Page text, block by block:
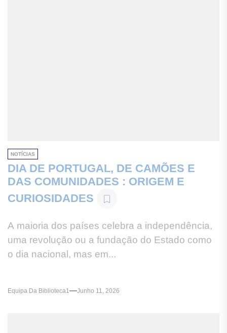
NOTÍCIAS
DIA DE PORTUGAL, DE CAMÕES E
DAS COMUNIDADES : ORIGEM E
CURIOSIDADES
A maioria dos países celebra a independência,
uma revolução ou a fundação do Estado como
o dia nacional, mas em...
Equipa Da Biblioteca1 Junho 11, 2026